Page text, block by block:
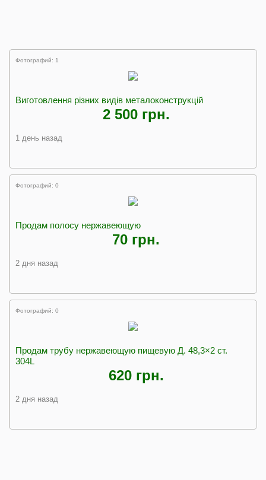
Фотографий: 1
Виготовлення різних видів металоконструкцій
2 500 грн.
1 день назад
Фотографий: 0
Продам полосу нержавеющую
70 грн.
2 дня назад
Фотографий: 0
Продам трубу нержавеющую пищевую Д. 48,3×2 ст.
304L
620 грн.
2 дня назад